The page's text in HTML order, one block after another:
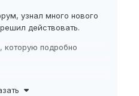
узнал много нового
действовать.
которую подробно